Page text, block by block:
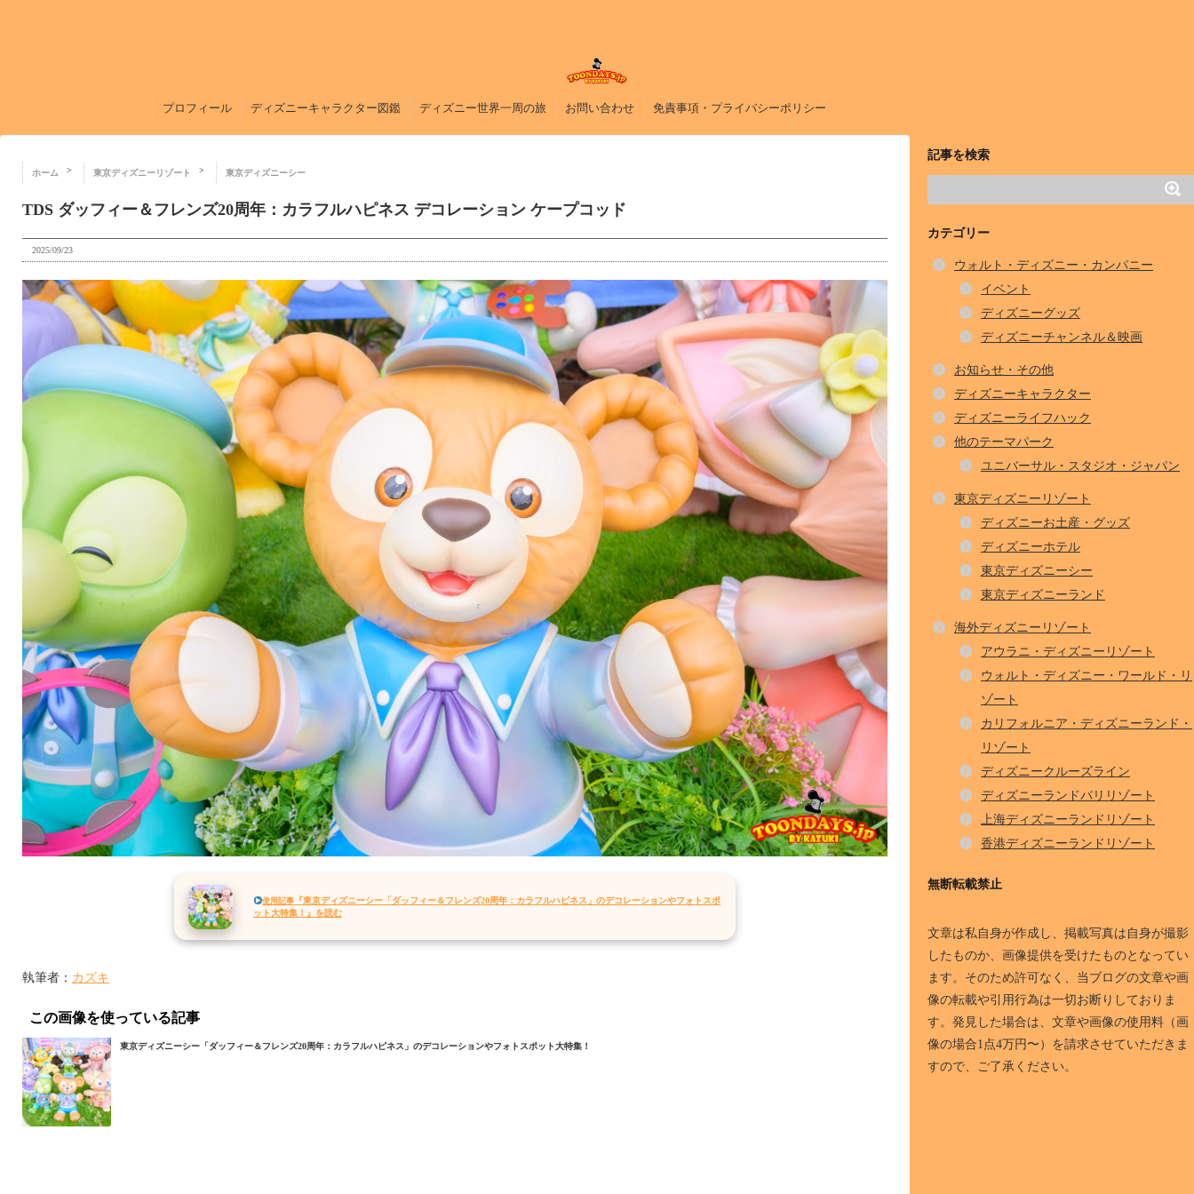
プロフィール ディズニーキャラクター図鑑 ディズニー世界一周の旅 お問い合わせ 免責事項・プライバシーポリシー
ホーム 東京ディズニーリゾート 東京ディズニーシー
TDS ダッフィー＆フレンズ20周年：カラフルハピネス デコレーション ケープコッド
2025/09/23
使用記事 『東京ディズニーシー「ダッフィー＆フレンズ20周年：カラフルハピネス」のデコレーションやフォトスポ
ット大特集！』を読む
執筆者： カズキ
この画像を使っている記事
東京ディズニーシー「ダッフィー＆フレンズ20周年：カラフルハピネス」のデコレーションやフォトスポット大特集！
記事を検索
カテゴリー
ウォルト・ディズニー・カンパニー
イベント
ディズニーグッズ
ディズニーチャンネル＆映画
お知らせ・その他
ディズニーキャラクター
ディズニーライフハック
他のテーマパーク
ユニバーサル・スタジオ・ジャパン
東京ディズニーリゾート
ディズニーお土産・グッズ
ディズニーホテル
東京ディズニーシー
東京ディズニーランド
海外ディズニーリゾート
アウラニ・ディズニーリゾート
ウォルト・ディズニー・ワールド・リ
ゾート
カリフォルニア・ディズニーランド・
リゾート
ディズニークルーズライン
ディズニーランドパリリゾート
上海ディズニーランドリゾート
香港ディズニーランドリゾート
無断転載禁止
文章は私自身が作成し、掲載写真は自身が撮影
したものか、画像提供を受けたものとなってい
ます。そのため許可なく、当ブログの文章や画
像の転載や引用行為は一切お断りしておりま
す。発見した場合は、文章や画像の使用料（画
像の場合1点4万円〜）を請求させていただきま
すので、ご了承ください。